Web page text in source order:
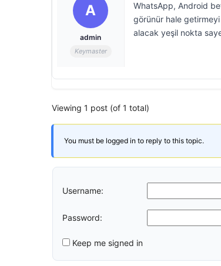
A
admin
Keymaster
WhatsApp, Android
görünür hale
alacak yeşil nokta
Viewing 1 post (of 1 total)
You must be logged in to reply to this topic.
Username:
Password:
Keep me signed in